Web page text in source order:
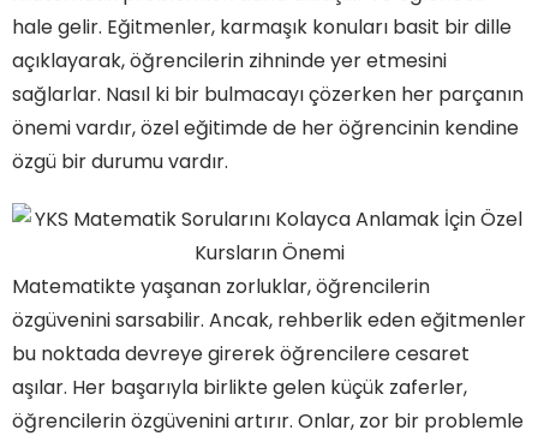
hale gelir. Eğitmenler, karmaşık konuları basit bir dille
açıklayarak, öğrencilerin zihninde yer etmesini
sağlarlar. Nasıl ki bir bulmacayı çözerken her parçanın
önemi vardır, özel eğitimde de her öğrencinin kendine
özgü bir durumu vardır.
Matematikte yaşanan zorluklar, öğrencilerin
özgüvenini sarsabilir. Ancak, rehberlik eden eğitmenler
bu noktada devreye girerek öğrencilere cesaret
aşılar. Her başarıyla birlikte gelen küçük zaferler,
öğrencilerin özgüvenini artırır. Onlar, zor bir problemle